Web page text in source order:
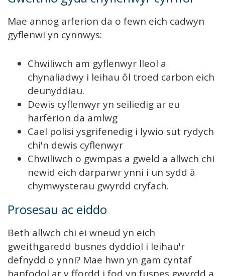
Mae annog arferion da o fewn eich cadwyn
gyflenwi yn cynnwys:
Chwiliwch am gyflenwyr lleol a
chynaliadwy i leihau ôl troed carbon eich
deunyddiau.
Dewis cyflenwyr yn seiliedig ar eu
harferion da amlwg
Cael polisi ysgrifenedig i lywio sut rydych
chi'n dewis cyflenwyr
Chwiliwch o gwmpas a gweld a allwch chi
newid eich darparwr ynni i un sydd â
chymwysterau gwyrdd cryfach.
Prosesau ac eiddo
Beth allwch chi ei wneud yn eich
gweithgaredd busnes dyddiol i leihau'r
defnydd o ynni? Mae hwn yn gam cyntaf